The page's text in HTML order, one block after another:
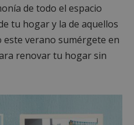
de todo el espacio
tu hogar y la de aquellos
verano sumérgete en
renovar tu hogar sin